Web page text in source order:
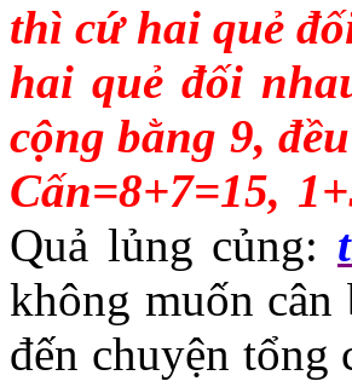
thì cứ hai quẻ
hai quẻ đối
cộng bằng 9,
Cấn=8+7=15,
Quả lủng củng:
không muốn
đến chuyện tổng